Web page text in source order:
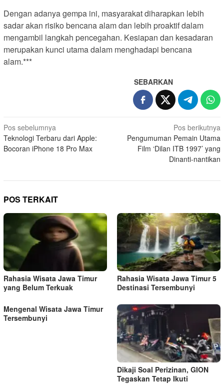
Dengan adanya gempa ini, masyarakat diharapkan lebih
sadar akan risiko bencana alam dan lebih proaktif dalam
mengambil langkah pencegahan. Kesiapan dan kesadaran
merupakan kunci utama dalam menghadapi bencana
alam.***
SEBARKAN
N
a
v
g
a
s
i
p
o
s
Pos sebelumnya
Teknologi Terbaru dari Apple:
Bocoran iPhone 18 Pro Max
Pos berikutnya
Pengumuman Pemain Utama
Film ‘Dilan ITB 1997’ yang
Dinanti-nantikan
POS TERKAIT
Rahasia Wisata Jawa Timur
yang Belum Terkuak
Rahasia Wisata Jawa Timur 5
Destinasi Tersembunyi
Mengenal Wisata Jawa Timur
Tersembunyi
Dikaji Soal Perizinan, GION
Tegaskan Tetap Ikuti